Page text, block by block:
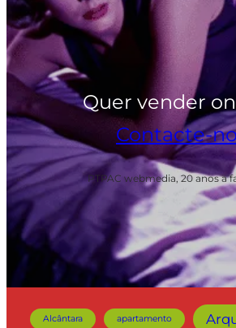
Quer vender
Contacte-
PTPAC webmedia, 20 anos a
Alcântara apartamento